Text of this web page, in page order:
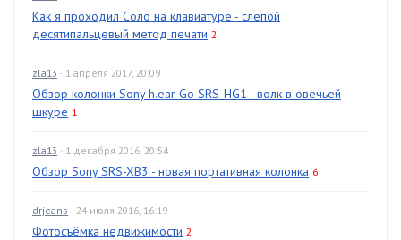
Как я проходил Соло на клавиатуре - слепой
десятипальцевый метод печати 2
zla13 · 1 апреля 2017, 20:09
Обзор колонки Sony h.ear Go SRS-HG1 - волк в овечьей
шкуре 1
zla13 · 1 декабря 2016, 20:54
Обзор Sony SRS-XB3 - новая портативная колонка 6
drjeans · 24 июля 2016, 16:19
Фотосъёмка недвижимости 2